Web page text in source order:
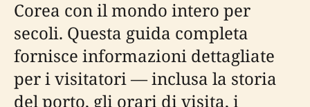
Corea con il mondo intero per
secoli. Questa guida completa
fornisce informazioni dettagliate
per i visitatori — inclusa la storia
del porto, gli orari di visita, i